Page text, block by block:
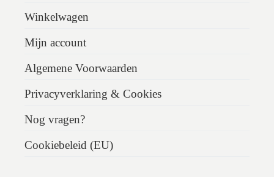
Winkelwagen
Mijn account
Algemene Voorwaarden
Privacyverklaring & Cookies
Nog vragen?
Cookiebeleid (EU)